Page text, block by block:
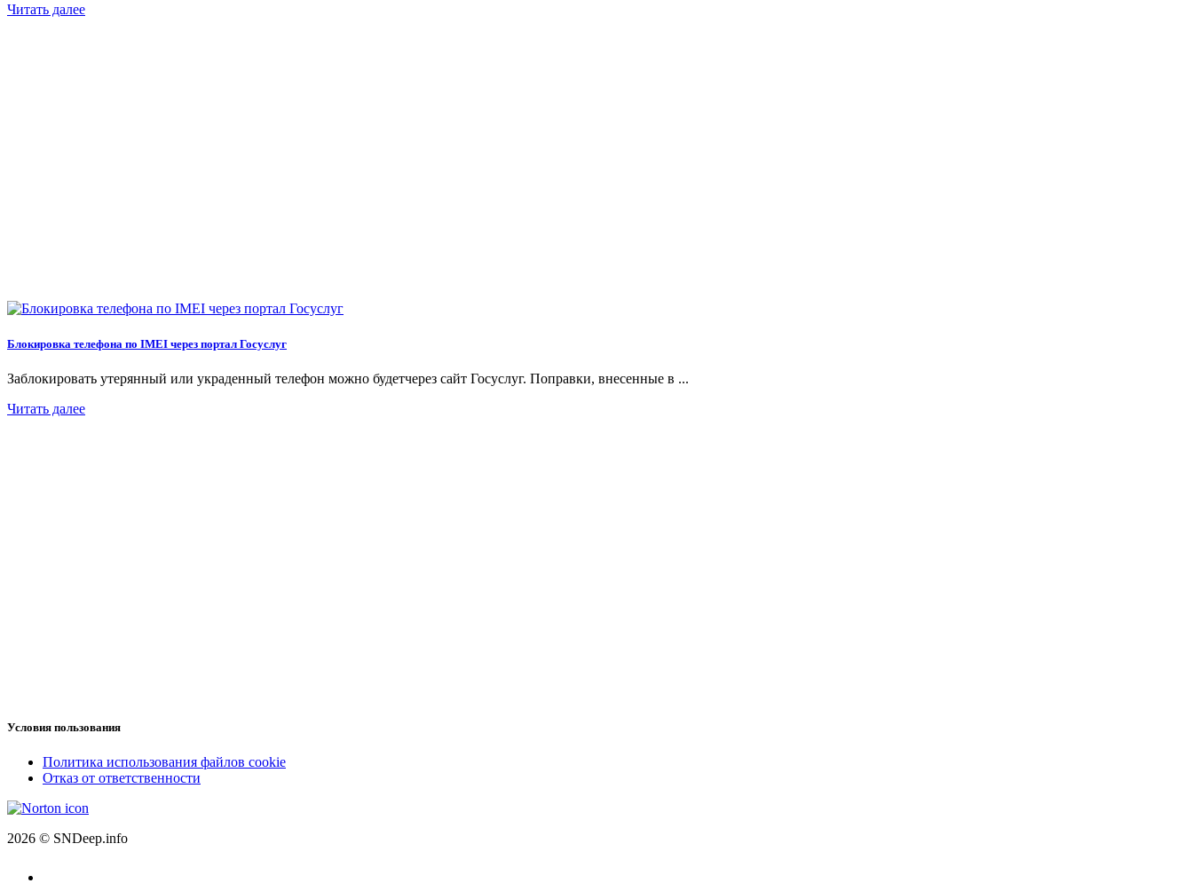
Читать далее
Блокировка телефона по IMEI через портал Госуслуг
Заблокировать утерянный или украденный телефон можно будетчерез сайт Госуслуг. Поправки, внесенные в ...
Читать далее
Условия пользования
Политика использования файлов cookie
Отказ от ответственности
2026 © SNDeep.info